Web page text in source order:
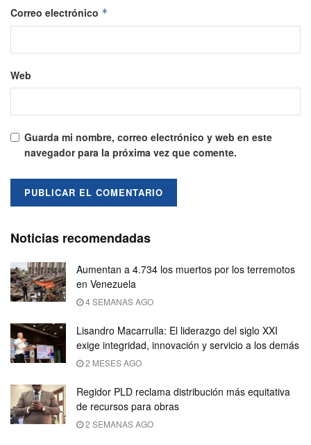
Correo electrónico *
Web
Guarda mi nombre, correo electrónico y web en este
navegador para la próxima vez que comente.
Noticias recomendadas
Aumentan a 4.734 los muertos por los terremotos
en Venezuela
4 SEMANAS AGO
Lisandro Macarrulla: El liderazgo del siglo XXI
exige integridad, innovación y servicio a los demás
2 MESES AGO
Regidor PLD reclama distribución más equitativa
de recursos para obras
2 SEMANAS AGO